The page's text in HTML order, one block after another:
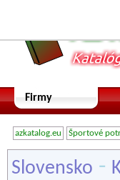
Firmy
azkatalog.eu Športové
Slovensko -